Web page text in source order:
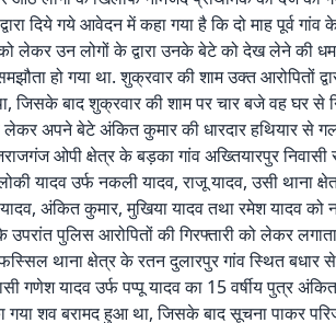
दिये गये आवेदन में कहा गया है कि दो माह पूर्व
लेकर उन लोगों के द्वारा उनके बेटे को देख लेने की
हो गया था. शुक्रवार की शाम उक्त आरोपितों
जिसके बाद शुक्रवार की शाम पर चार बजे वह घर से
लेकर अपने बेटे अंकित कुमार की धारदार हथियार से
ओपी क्षेत्र के बड़का गांव अख्तियारपुर निवासी
यादव उर्फ नकली यादव, राजू यादव, उसी थाना
अंकित कुमार, मुखिया यादव तथा रमेश यादव को
उपरांत पुलिस आरोपितों की गिरफ्तारी को लेकर
थाना क्षेत्र के रतन दुलारपुर गांव स्थित
गणेश यादव उर्फ पप्पू यादव का 15 वर्षीय पुत्र
गया शव बरामद हुआ था, जिसके बाद सूचना पाकर